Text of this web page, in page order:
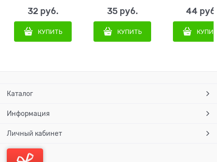
32 руб.
КУПИТЬ
35 руб.
КУПИТЬ
44
Каталог
Информация
Личный кабинет